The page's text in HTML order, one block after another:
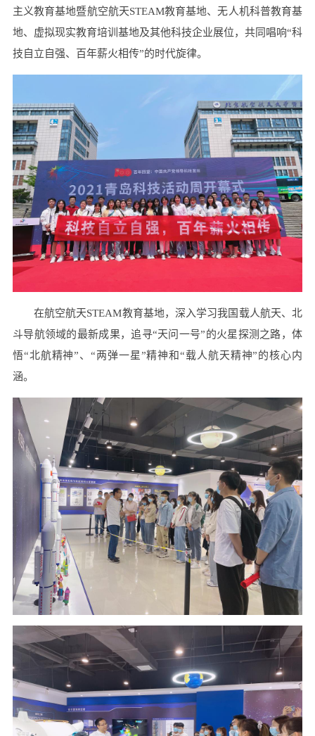
主义教育基地暨航空航天STEAM教育基地、无人机科普教育基
地、虚拟现实教育培训基地及其他科技企业展位，共同唱响“科
技自立自强、百年薪火相传”的时代旋律。
在航空航天STEAM教育基地，深入学习我国载人航天、北
斗导航领域的最新成果，追寻“天问一号”的火星探测之路，体
悟“北航精神”、“两弹一星”精神和“载人航天精神”的核心内
涵。